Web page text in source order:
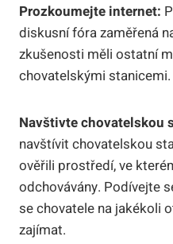
Prozkoumejte ‍internet:
diskusní fóra zaměřená
zkušenosti měli ostatní
chovatelskými stanicemi.
Navštivte chovatelskou
navštívit chovatelskou
ověřili ⁢prostředí, ​ve
odchovávány. ⁤Podívejte⁣
se chovatele ‍na jakékoli
zajímat.